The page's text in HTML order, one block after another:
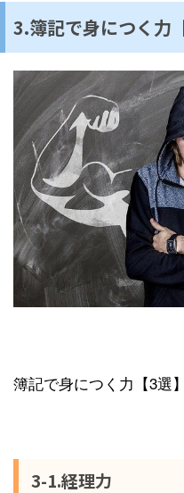
3.簿記で身につく力
簿記で身につく力【3選
3-1.経理力